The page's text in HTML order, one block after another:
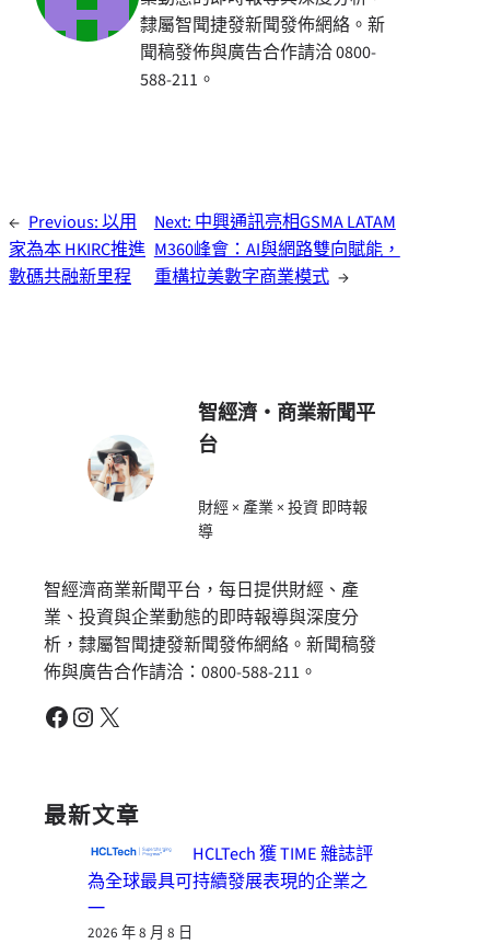
隸屬智聞捷發新聞發佈網絡。新
聞稿發佈與廣告合作請洽 0800-
588-211。
← Previous:以用
家為本 HKIRC推進
數碼共融新里程
Next: 中興通訊亮相GSMA LATAM
M360峰會：AI與網路雙向賦能，
重構拉美數字商業模式 →
智經濟・商業新聞平
台
財經 × 產業 × 投資 即時報
導
智經濟商業新聞平台，每日提供財經、產
業、投資與企業動態的即時報導與深度分
析，隸屬智聞捷發新聞發佈網絡。新聞稿發
佈與廣告合作請洽：0800-588-211。
Facebook Instagram X
最新文章
HCLTech 獲 TIME 雜誌評
為全球最具可持續發展表現的企業之
一
2026 年 8 月 8 日